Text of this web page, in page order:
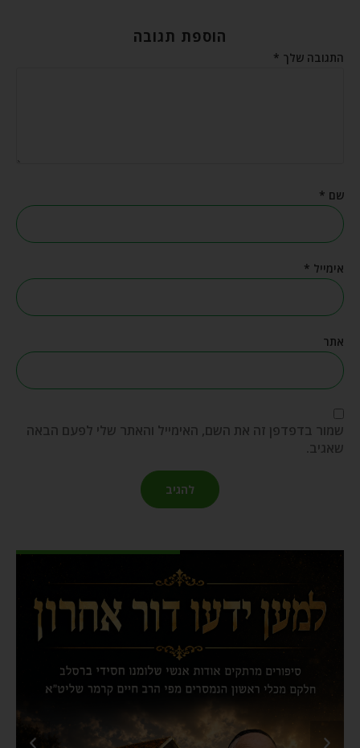
הוספת תגובה
התגובה שלך *
שם *
אימייל *
אתר
שמור בדפדפן זה את השם, האימייל והאתר שלי לפעם הבאה
שאגיב.